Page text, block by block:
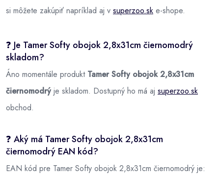
si môžete zakúpiť napríklad aj v superzoo.sk e-shope.
❓ Je Tamer Softy obojok 2,8x31cm čiernomodrý
skladom?
Áno momentále produkt Tamer Softy obojok 2,8x31cm
čiernomodrýje skladom. Dostupný ho má aj superzoo.sk
obchod.
❓ Aký má Tamer Softy obojok 2,8x31cm
čiernomodrý EAN kód?
EAN kód pre Tamer Softy obojok 2,8x31cm čiernomodrý je: